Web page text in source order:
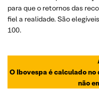
para que o retornos das
fiel a realidade. São
100.
O Ibovespa é calculado
não